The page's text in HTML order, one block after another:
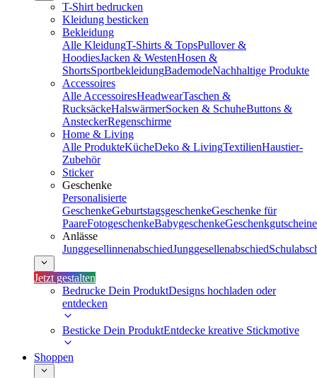
T-Shirt bedrucken
Kleidung besticken
Bekleidung
Alle KleidungT-Shirts & TopsPullover &
HoodiesJacken & WestenHosen &
ShortsSportbekleidungBademodeNachhaltige Produkte
Accessoires
Alle AccessoiresHeadwearTaschen &
RucksäckeHalswärmerSocken & SchuheButtons &
AnsteckerRegenschirme
Home & Living
Alle ProdukteKücheDeko & LivingTextilienHaustier-
Zubehör
Sticker
Geschenke
Personalisierte
GeschenkeGeburtstagsgeschenkeGeschenke für
PaareFotogeschenkeBabygeschenkeGeschenkgutscheine
Anlässe
JunggesellinnenabschiedJunggesellenabschied
Jetzt gestalten
Bedrucke Dein ProduktDesigns hochladen oder
entdecken
Besticke Dein ProduktEntdecke kreative Stickmotive
Shoppen